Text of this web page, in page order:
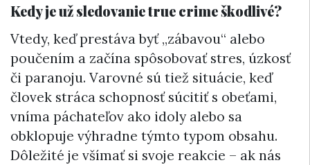
Kedy je už sledovanie true crime škodlivé?
Vtedy, keď prestáva byť „zábavou“ alebo
poučením a začína spôsobovať stres, úzkosť
či paranoju. Varovné sú tiež situácie, keď
človek stráca schopnosť súcitiť s obeťami,
vníma páchateľov ako idoly alebo sa
obklopuje výhradne týmto typom obsahu.
Dôležité je všímať si svoje reakcie – ak nás